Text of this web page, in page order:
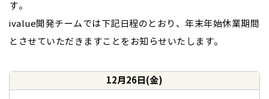
す。
ivalue開発チームでは下記日程のとおり、年末年始休業期間
とさせていただきますことをお知らせいたします。
12月26日(金)